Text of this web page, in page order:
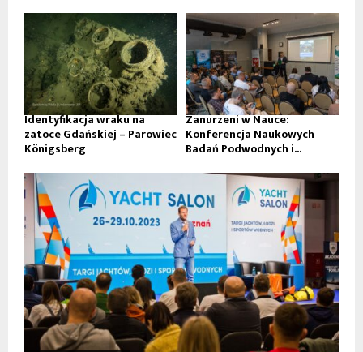
Identyfikacja wraku na
zatoce Gdańskiej – Parowiec
Königsberg
Zanurzeni w Nauce:
Konferencja Naukowych
Badań Podwodnych i...